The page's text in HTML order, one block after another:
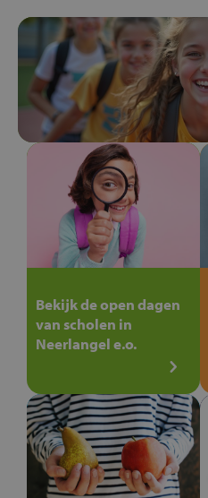
Bekijk de open dagen
van scholen in
Neerlangel e.o.